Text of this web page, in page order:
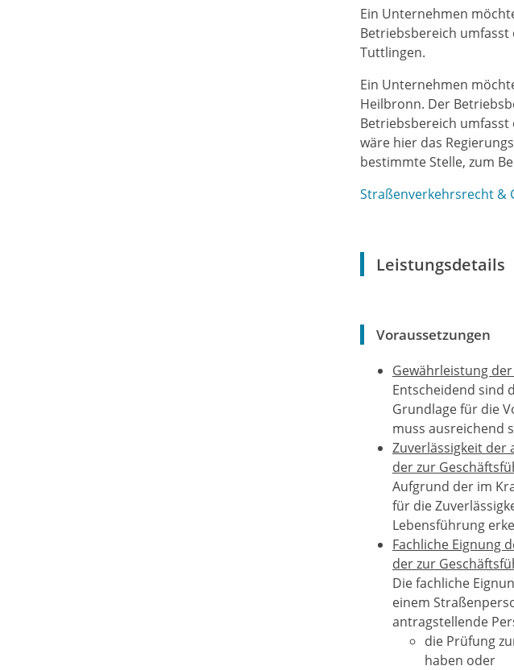
Ein Unternehmen
Betriebsbereich
Tuttlingen.
Ein Unternehmen
Heilbronn. Der
Betriebsbereich umfasst
wäre hier das
bestimmte Stelle, zum
Straßenverkehrsrecht &
Leistungsdetails
Voraussetzungen
Gewährleistung
Entscheidend sind
Grundlage für die
muss ausreichend
Zuverlässigkeit der
der zur
Aufgrund der im
für die
Lebensführung
Fachliche Eignung
der zur
Die fachliche
einem
antragstellende
die Prüfung
haben oder